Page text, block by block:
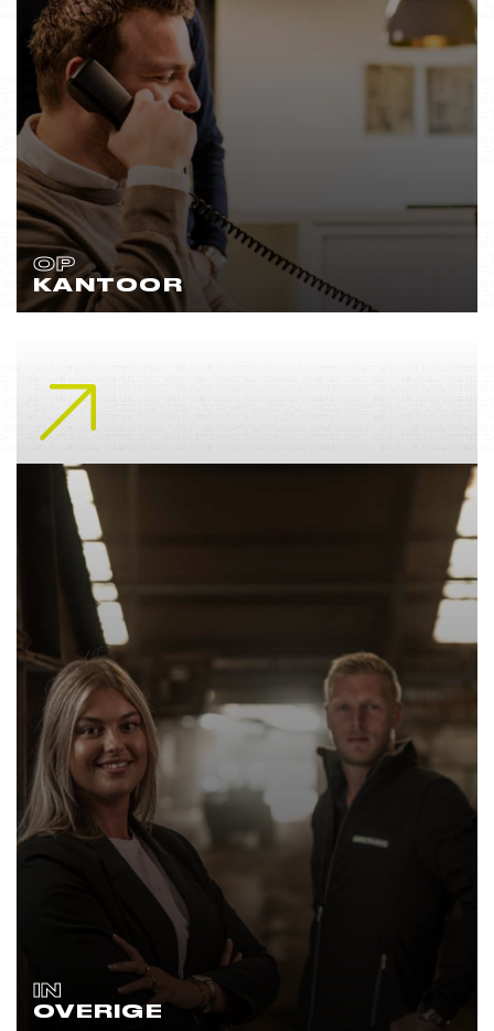
OP
KANTOOR
IN
OVERIGE